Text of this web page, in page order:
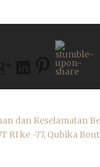
dan Keselamatan
RI ke -77, Qubika